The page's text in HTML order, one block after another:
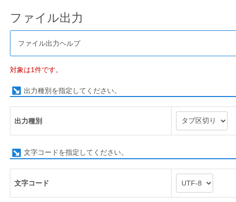
ファイル出力
ファイル出力ヘルプ
対象は1件です。
出力種別を指定してください。
出力種別
文字コードを指定してください。
文字コード